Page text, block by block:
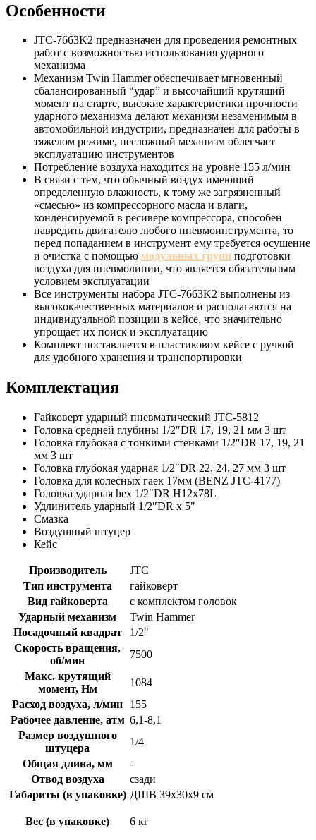
Особенности
JTC-7663K2 предназначен для проведения ремонтных
работ с возможностью использования ударного
механизма
Механизм Twin Hammer обеспечивает мгновенный
сбалансированный “удар” и высочайший крутящий
момент на старте, высокие характеристики прочности
ударного механизма делают механизм незаменимым в
автомобильной индустрии, предназначен для работы в
тяжелом режиме, несложный механизм облегчает
эксплуатацию инструментов
Потребление воздуха находится на уровне 155 л/мин
В связи с тем, что обычный воздух имеющий
определенную влажность, к тому же загрязненный
«смесью» из компрессорного масла и влаги,
конденсируемой в ресивере компрессора, способен
навредить двигателю любого пневмоинструмента, то
перед попаданием в инструмент ему требуется осушение
и очистка с помощью модульных групп подготовки
воздуха для пневмолинии, что является обязательным
условием эксплуатации
Все инструменты набора JTC-7663K2 выполнены из
высококачественных материалов и располагаются на
индивидуальной позиции в кейсе, что значительно
упрощает их поиск и эксплуатацию
Комплект поставляется в пластиковом кейсе с ручкой
для удобного хранения и транспортировки
Комплектация
Гайковерт ударный пневматический JTC-5812
Головка средней глубины 1/2″DR 17, 19, 21 мм 3 шт
Головка глубокая с тонкими стенками 1/2″DR 17, 19, 21
мм 3 шт
Головка глубокая ударная 1/2″DR 22, 24, 27 мм 3 шт
Головка для колесных гаек 17мм (BENZ JTC-4177)
Головка ударная hex 1/2″DR H12x78L
Удлинитель ударный 1/2″DR x 5″
Смазка
Воздушный штуцер
Кейс
Производитель
JTC
Тип инструмента
гайковерт
Вид гайковерта
с комплектом головок
Ударный механизм
Twin Hammer
Посадочный квадрат
1/2"
Скорость вращения,
об/мин
7500
Макс. крутящий
момент, Нм
1084
Расход воздуха, л/мин
155
Рабочее давление, атм 6,1-8,1
Размер воздушного
штуцера
1/4
Общая длина, мм
-
Отвод воздуха
сзади
Габариты (в упаковке) ДШВ 39х30х9 см
Вес (в упаковке) 6 кг